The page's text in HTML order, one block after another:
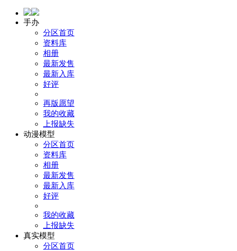
手办
分区首页
资料库
相册
最新发售
最新入库
好评
再版愿望
我的收藏
上报缺失
动漫模型
分区首页
资料库
相册
最新发售
最新入库
好评
我的收藏
上报缺失
真实模型
分区首页